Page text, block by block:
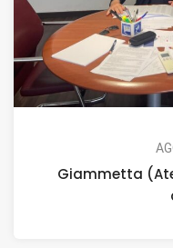
Giammetta